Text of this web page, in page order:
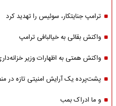
ترامپ جنایتکار، سوئیس را تهدید کرد
واکنش بقائی به خیالبافی ترامپ
واکنش همتی به اظهارات وزیر
پشت‌پرده یک آرایش امنیتی تازه در
و ما ادراک بمب